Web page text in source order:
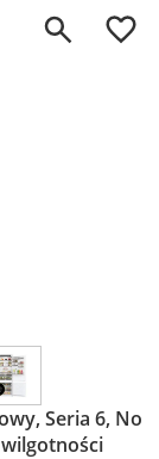
0
Seria 6, No